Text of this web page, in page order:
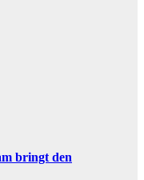
bringt den